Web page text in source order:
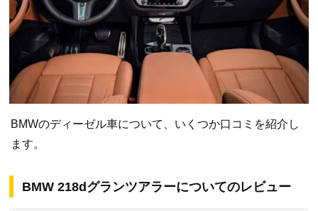
BMWのディーゼル車について、いくつか口コミを紹介し
ます。
BMW 218dグランツアラーについてのレビュー